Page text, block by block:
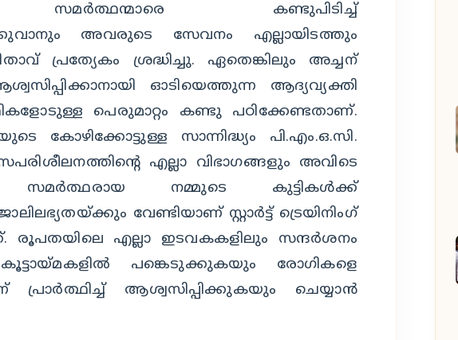
കണ്ടുപിടിച്ച്
അവരുടെ സേവനം എല്ലായിടത്തും
പ്രത്യേകം ശ്രദ്ധിച്ചു. ഏതെങ്കിലും അച്ചന്
ഓടിയെത്തുന്ന ആദ്യവ്യക്തി
പെരുമാറ്റം കണ്ടു പഠിക്കേണ്ടതാണ്.
കോഴിക്കോട്ടുള്ള സാന്നിദ്ധ്യം പി.എം.ഒ.സി.
എല്ലാ വിഭാഗങ്ങളും അവിടെ
സമര്‍ത്ഥരായ നമ്മുടെ കുട്ടികള്‍ക്ക്
വേണ്ടിയാണ് സ്റ്റാര്‍ട്ട് ട്രെയിനിംഗ്
രൂപതയിലെ എല്ലാ ഇടവകകളിലും സന്ദര്‍ശനം
പങ്കെടുക്കുകയും രോഗികളെ
പ്രാര്‍ത്ഥിച്ച് ആശ്വസിപ്പിക്കുകയും ചെയ്യാന്‍